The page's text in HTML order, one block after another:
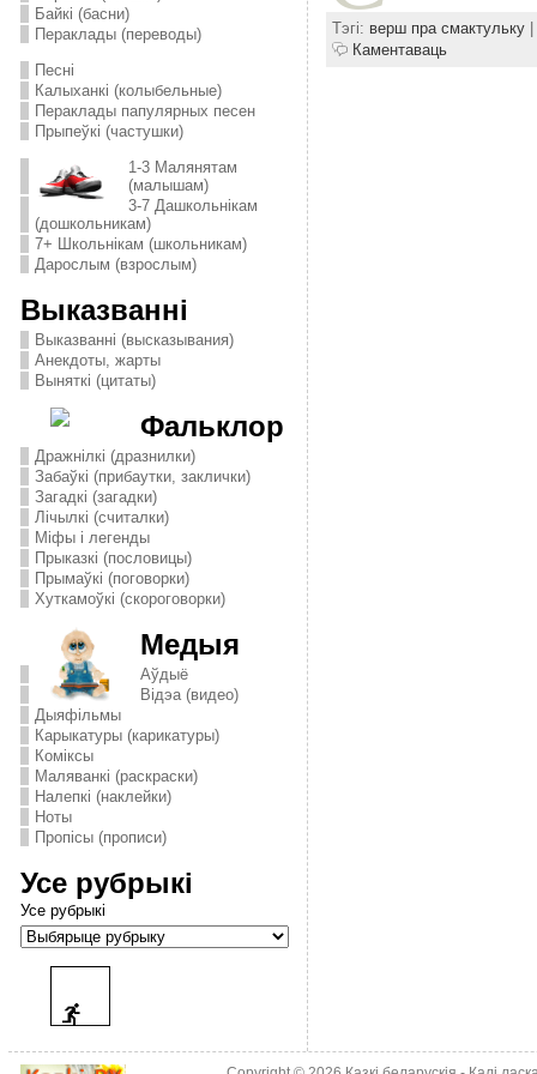
Байкі (басни)
Пераклады (переводы)
Песні
Калыханкі (колыбельные)
Пераклады папулярных песен
Прыпеўкі (частушки)
1-3 Малянятам
(малышам)
3-7 Дашкольнікам
(дошкольникам)
7+ Школьнікам (школьникам)
Дарослым (взрослым)
Выказванні
Выказванні (высказывания)
Анекдоты, жарты
Выняткі (цитаты)
Фальклор
Дражнілкі (дразнилки)
Забаўкі (прибаутки, заклички)
Загадкі (загадки)
Лічылкі (считалки)
Міфы і легенды
Прыказкі (пословицы)
Прымаўкі (поговорки)
Хуткамоўкі (скороговорки)
Медыя
Аўдыё
Відэа (видео)
Дыяфільмы
Карыкатуры (карикатуры)
Комiксы
Маляванкі (раскраски)
Налепкі (наклейки)
Ноты
Пропісы (прописи)
Усе рубрыкі
Усе рубрыкі
Тэгі: верш пра смактульку|
Каментаваць